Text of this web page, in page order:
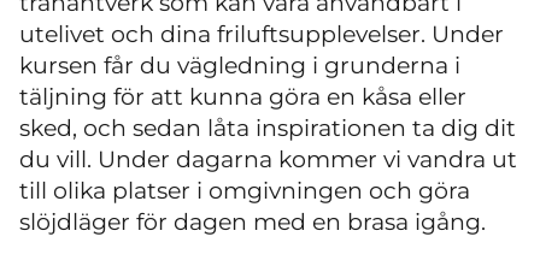
utelivet och dina friluftsupplevelser. Under
kursen får du vägledning i grunderna i
täljning för att kunna göra en kåsa eller
sked, och sedan låta inspirationen ta dig dit
du vill. Under dagarna kommer vi vandra ut
till olika platser i omgivningen och göra
slöjdläger för dagen med en brasa igång.